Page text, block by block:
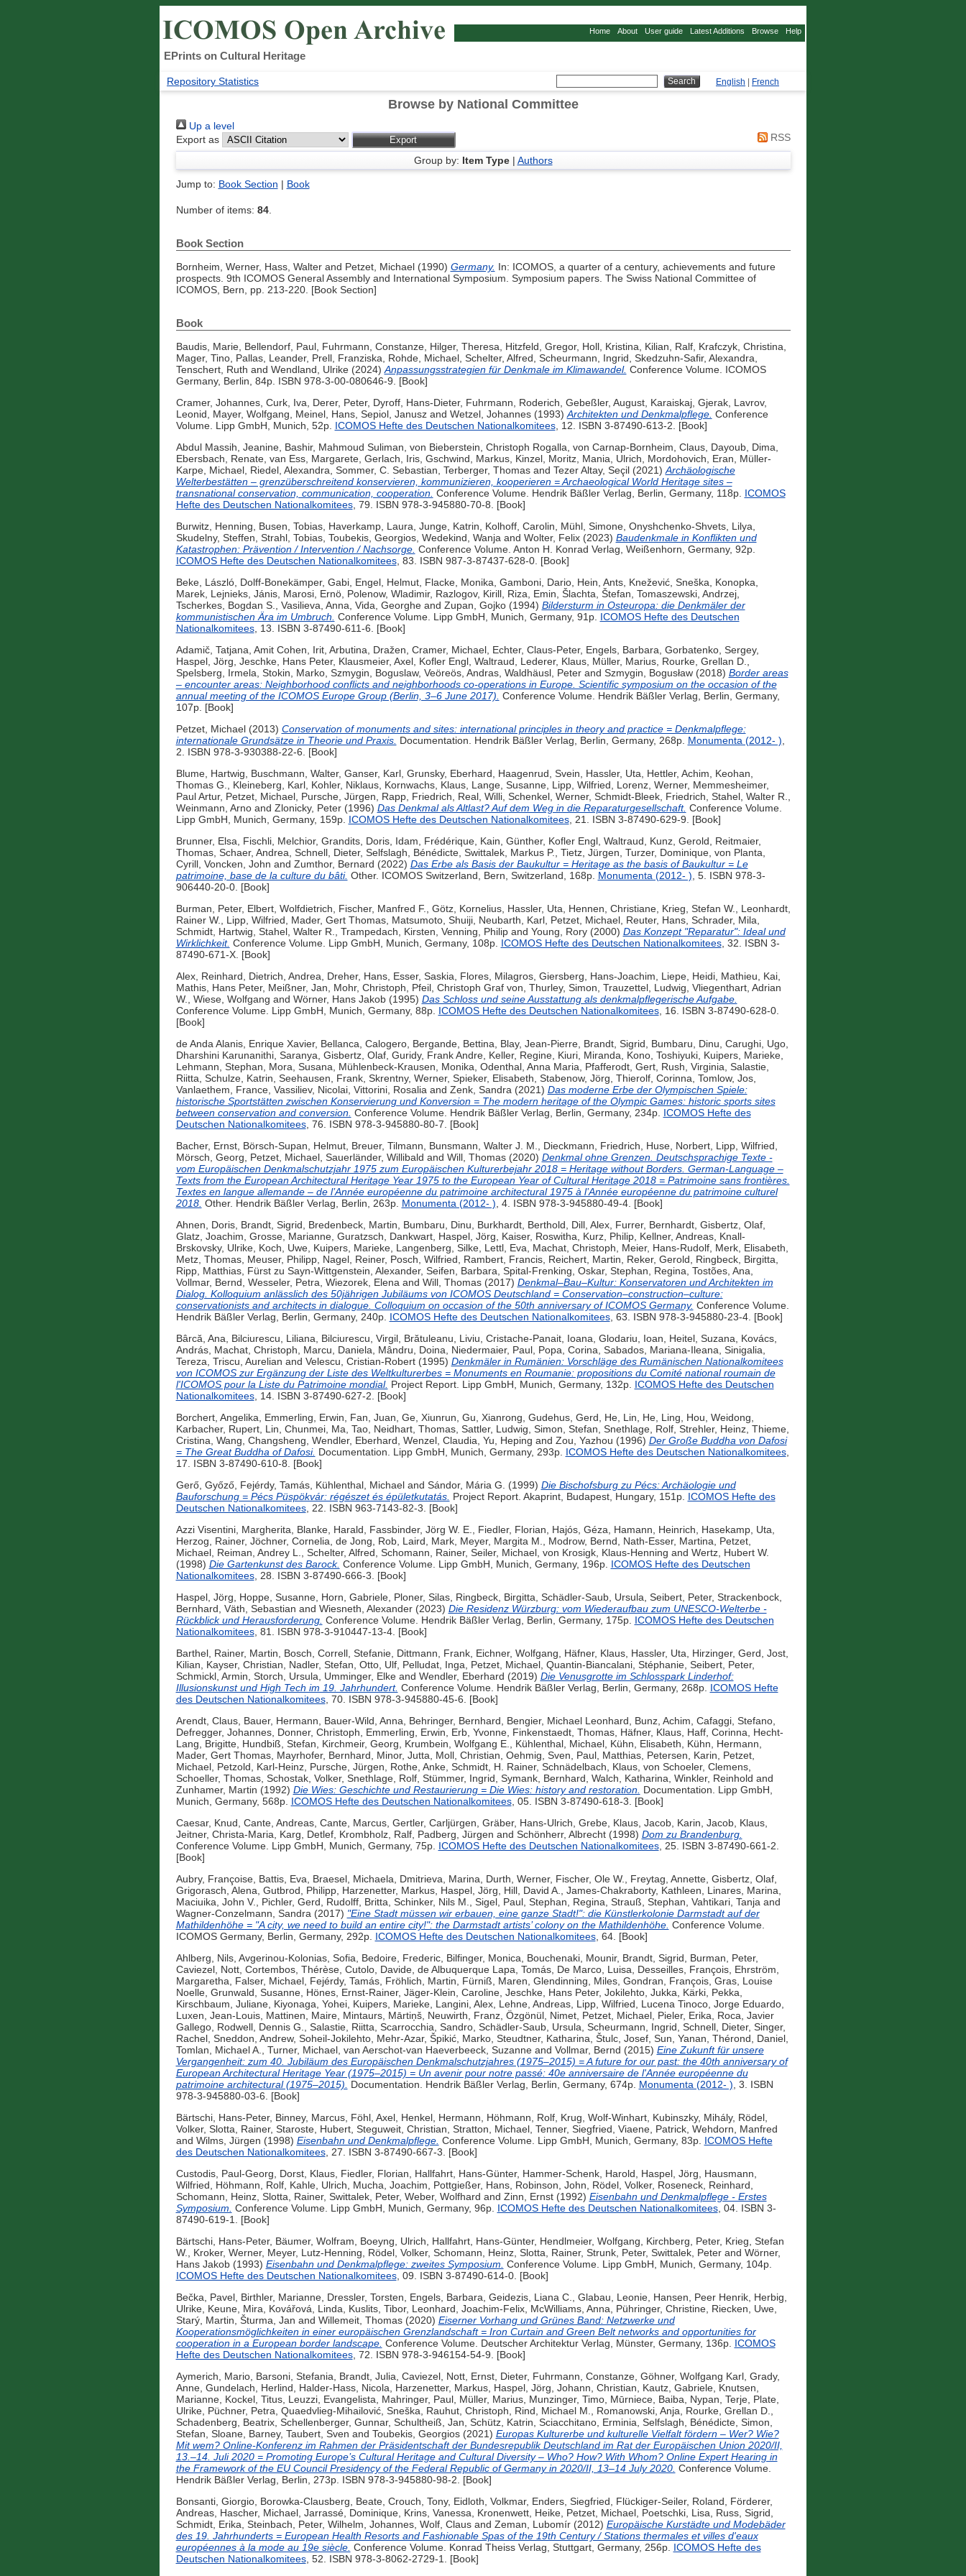
Home About User guide Latest Additions Browse Help
EPrints on Cultural Heritage
Repository Statistics English French
Browse by National Committee
Up a level
Export as
RSS
Group by: Item Type| Authors
Jump to: Book Section | Book
Number of items: 84.
Book Section
Bornheim, Werner, Hass, Walterand Petzet, Michael(1990) Germany. In: ICOMOS, a quarter of a century, achievements and future
prospects. 9th ICOMOS General Assembly and International Symposium. Symposium papers. The Swiss National Committee of
ICOMOS, Bern, pp. 213-220. [Book Section]
Book
Baudis, Marie, Bellendorf, Paul, Fuhrmann, Constanze, Hilger, Theresa, Hitzfeld, Gregor, Holl, Kristina, Kilian, Ralf, Krafczyk, Christina,
Mager, Tino, Pallas, Leander, Prell, Franziska, Rohde, Michael, Schelter, Alfred, Scheurmann, Ingrid, Skedzuhn-Safir, Alexandra,
Tenschert, Ruth and Wendland, Ulrike(2024)Anpassungsstrategien für Denkmale im Klimawandel. Conference Volume. ICOMOS
Germany, Berlin, 84p. ISBN 978-3-00-080646-9. [Book]
Cramer, Johannes, Curk, Iva, Derer, Peter, Dyroff, Hans-Dieter, Fuhrmann, Roderich, Gebeßler, August, Karaiskaj, Gjerak, Lavrov,
Leonid, Mayer, Wolfgang, Meinel, Hans, Sepiol, Januszand Wetzel, Johannes(1993)Architekten und Denkmalpflege. Conference
Volume. Lipp GmbH, Munich, 52p. ICOMOS Hefte des Deutschen Nationalkomitees, 12. ISBN 3-87490-613-2. [Book]
Abdul Massih, Jeanine, Bashir, Mahmoud Suliman, von Bieberstein, Christoph Rogalla, von Carnap-Bornheim, Claus, Dayoub, Dima,
Ebersbach, Renate, van Ess, Margarete, Gerlach, Iris, Gschwind, Markus, Kinzel, Moritz, Mania, Ulrich, Mordohovich, Eran, Müller-
Karpe, Michael, Riedel, Alexandra, Sommer, C. Sebastian, Terberger, Thomasand Tezer Altay, Seçil(2021)Archäologische
Welterbestätten – grenzüberschreitend konservieren, kommunizieren, kooperieren = Archaeological World Heritage sites –
transnational conservation, communication, cooperation. Conference Volume. Hendrik Bäßler Verlag, Berlin, Germany, 118p. ICOMOS
Hefte des Deutschen Nationalkomitees, 79. ISBN 978-3-945880-70-8. [Book]
Burwitz, Henning, Busen, Tobias, Haverkamp, Laura, Junge, Katrin, Kolhoff, Carolin, Mühl, Simone, Onyshchenko-Shvets, Lilya,
Skudelny, Steffen, Strahl, Tobias, Toubekis, Georgios, Wedekind, Wanjaand Wolter, Felix(2023) Baudenkmale in Konflikten und
Katastrophen: Prävention / Intervention / Nachsorge. Conference Volume. Anton H. Konrad Verlag, Weißenhorn, Germany, 92p.
ICOMOS Hefte des Deutschen Nationalkomitees, 83. ISBN 987-3-87437-628-0. [Book]
Beke, László, Dolff-Bonekämper, Gabi, Engel, Helmut, Flacke, Monika, Gamboni, Dario, Hein, Ants, Knežević, Sneška, Konopka,
Marek, Lejnieks, Jánis, Marosi, Ernö, Polenow, Wladimir, Razlogov, Kirill, Riza, Emin, Šlachta, Štefan, Tomaszewski, Andrzej,
Tscherkes, Bogdan S., Vasilieva, Anna, Vida, Georgheand Zupan, Gojko(1994) Bildersturm in Osteuropa: die Denkmäler der
kommunistischen Ära im Umbruch. Conference Volume. Lipp GmbH, Munich, Germany, 91p. ICOMOS Hefte des Deutschen
Nationalkomitees, 13. ISBN 3-87490-611-6. [Book]
Adamič, Tatjana, Amit Cohen, Irit, Arbutina, Dražen, Cramer, Michael, Echter, Claus-Peter, Engels, Barbara, Gorbatenko, Sergey,
Haspel, Jörg, Jeschke, Hans Peter, Klausmeier, Axel, Kofler Engl, Waltraud, Lederer, Klaus, Müller, Marius, Rourke, Grellan D.,
Spelsberg, Irmela, Stokin, Marko, Szmygin, Boguslaw, Veöreös, Andras, Waldhäusl, Peterand Szmygin, Bogusław(2018) Border areas
– encounter areas: Neighborhood conflicts and neighborhoods co-operations in Europe. Scientific symposium on the occasion of the
annual meeting of the ICOMOS Europe Group (Berlin, 3–6 June 2017). Conference Volume. Hendrik Bäßler Verlag, Berlin, Germany,
107p. [Book]
Petzet, Michael(2013) Conservation of monuments and sites: international principles in theory and practice = Denkmalpflege:
internationale Grundsätze in Theorie und Praxis. Documentation. Hendrik Bäßler Verlag, Berlin, Germany, 268p. Monumenta (2012- ),
2. ISBN 978-3-930388-22-6. [Book]
Blume, Hartwig, Buschmann, Walter, Ganser, Karl, Grunsky, Eberhard, Haagenrud, Svein, Hassler, Uta, Hettler, Achim, Keohan,
Thomas G., Kleineberg, Karl, Kohler, Niklaus, Kornwachs, Klaus, Lange, Susanne, Lipp, Wilfried, Lorenz, Werner, Memmesheimer,
Paul Artur, Petzet, Michael, Pursche, Jürgen, Rapp, Friedrich, Real, Willi, Schenkel, Werner, Schmidt-Bleek, Friedrich, Stahel, Walter R.,
Weinmann, Arnoand Zlonicky, Peter(1996) Das Denkmal als Altlast? Auf dem Weg in die Reparaturgesellschaft. Conference Volume.
Lipp GmbH, Munich, Germany, 159p. ICOMOS Hefte des Deutschen Nationalkomitees, 21. ISBN 3-87490-629-9. [Book]
Brunner, Elsa, Fischli, Melchior, Grandits, Doris, Idam, Frédérique, Kain, Günther, Kofler Engl, Waltraud, Kunz, Gerold, Reitmaier,
Thomas, Schaer, Andrea, Schnell, Dieter, Selfslagh, Bénédicte, Swittalek, Markus P., Tietz, Jürgen, Turzer, Dominique, von Planta,
Cyrill, Voncken, John and Zumthor, Bernard (2022) Das Erbe als Basis der Baukultur = Heritage as the basis of Baukultur = Le
patrimoine, base de la culture du bâti. Other. ICOMOS Switzerland, Bern, Switzerland, 168p. Monumenta (2012- ), 5. ISBN 978-3-
906440-20-0. [Book]
Burman, Peter, Elbert, Wolfdietrich, Fischer, Manfred F., Götz, Kornelius, Hassler, Uta, Hennen, Christiane, Krieg, Stefan W., Leonhardt,
Rainer W., Lipp, Wilfried, Mader, Gert Thomas, Matsumoto, Shuiji, Neubarth, Karl, Petzet, Michael, Reuter, Hans, Schrader, Mila,
Schmidt, Hartwig, Stahel, Walter R., Trampedach, Kirsten, Venning, Philipand Young, Rory(2000) Das Konzept "Reparatur": Ideal und
Wirklichkeit. Conference Volume. Lipp GmbH, Munich, Germany, 108p. ICOMOS Hefte des Deutschen Nationalkomitees, 32. ISBN 3-
87490-671-X. [Book]
Alex, Reinhard, Dietrich, Andrea, Dreher, Hans, Esser, Saskia, Flores, Milagros, Giersberg, Hans-Joachim, Liepe, Heidi, Mathieu, Kai,
Mathis, Hans Peter, Meißner, Jan, Mohr, Christoph, Pfeil, Christoph Graf von, Thurley, Simon, Trauzettel, Ludwig, Vliegenthart, Adrian
W., Wiese, Wolfgang and Wörner, Hans Jakob(1995) Das Schloss und seine Ausstattung als denkmalpflegerische Aufgabe.
Conference Volume. Lipp GmbH, Munich, Germany, 88p. ICOMOS Hefte des Deutschen Nationalkomitees, 16. ISBN 3-87490-628-0.
[Book]
de Anda Alanis, Enrique Xavier, Bellanca, Calogero, Bergande, Bettina, Blay, Jean-Pierre, Brandt, Sigrid, Bumbaru, Dinu, Carughi, Ugo,
Dharshini Karunanithi, Saranya, Gisbertz, Olaf, Guridy, Frank Andre, Keller, Regine, Kiuri, Miranda, Kono, Toshiyuki, Kuipers, Marieke,
Lehmann, Stephan, Mora, Susana, Mühlenbeck-Krausen, Monika, Odenthal, Anna Maria, Pfafferodt, Gert, Rush, Virginia, Salastie,
Riitta, Schulze, Katrin, Seehausen, Frank, Skrentny, Werner, Spieker, Elisabeth, Stabenow, Jörg, Thierolf, Corinna, Tomlow, Jos,
Vanlaethem, France, Vassiliev, Nicolai, Vittorini, Rosaliaand Zenk, Sandra(2021) Das moderne Erbe der Olympischen Spiele:
historische Sportstätten zwischen Konservierung und Konversion = The modern heritage of the Olympic Games: historic sports sites
between conservation and conversion. Conference Volume. Hendrik Bäßler Verlag, Berlin, Germany, 234p. ICOMOS Hefte des
Deutschen Nationalkomitees, 76. ISBN 978-3-945880-80-7. [Book]
Bacher, Ernst, Börsch-Supan, Helmut, Breuer, Tilmann, Bunsmann, Walter J. M., Dieckmann, Friedrich, Huse, Norbert, Lipp, Wilfried,
Mörsch, Georg, Petzet, Michael, Sauerländer, Willibald and Will, Thomas(2020) Denkmal ohne Grenzen. Deutschsprachige Texte -
vom Europäischen Denkmalschutzjahr 1975 zum Europäischen Kulturerbejahr 2018 = Heritage without Borders. German-Language –
Texts from the European Architectural Heritage Year 1975 to the European Year of Cultural Heritage 2018 = Patrimoine sans frontières.
Textes en langue allemande – de l’Année européenne du patrimoine architectural 1975 à l’Année européenne du patrimoine culturel
2018. Other. Hendrik Bäßler Verlag, Berlin, 263p. Monumenta (2012- ), 4. ISBN 978-3-945880-49-4. [Book]
Ahnen, Doris, Brandt, Sigrid, Bredenbeck, Martin, Bumbaru, Dinu, Burkhardt, Berthold, Dill, Alex, Furrer, Bernhardt, Gisbertz, Olaf,
Glatz, Joachim, Grosse, Marianne, Guratzsch, Dankwart, Haspel, Jörg, Kaiser, Roswitha, Kurz, Philip, Kellner, Andreas, Knall-
Brskovsky, Ulrike, Koch, Uwe, Kuipers, Marieke, Langenberg, Silke, Lettl, Eva, Machat, Christoph, Meier, Hans-Rudolf, Merk, Elisabeth,
Metz, Thomas, Meuser, Philipp, Nagel, Reiner, Posch, Wilfried, Rambert, Francis, Reichert, Martin, Reker, Gerold, Ringbeck, Birgitta,
Ripp, Matthias, Fürst zu Sayn-Wittgenstein, Alexander, Seifen, Barbara, Spital-Frenking, Oskar, Stephan, Regina, Tostões, Ana,
Vollmar, Bernd, Wesseler, Petra, Wiezorek, Elenaand Will, Thomas(2017) Denkmal–Bau–Kultur: Konservatoren und Architekten im
Dialog. Kolloquium anlässlich des 50jährigen Jubiläums von ICOMOS Deutschland = Conservation–construction–culture:
conservationists and architects in dialogue. Colloquium on occasion of the 50th anniversary of ICOMOS Germany. Conference Volume.
Hendrik Bäßler Verlag, Berlin, Germany, 240p. ICOMOS Hefte des Deutschen Nationalkomitees, 63. ISBN 978-3-945880-23-4. [Book]
Bârcă, Ana, Bilciurescu, Liliana, Bilciurescu, Virgil, Brătuleanu, Liviu, Cristache-Panait, Ioana, Glodariu, Ioan, Heitel, Suzana, Kovács,
András, Machat, Christoph, Marcu, Daniela, Mândru, Doina, Niedermaier, Paul, Popa, Corina, Sabados, Mariana-Ileana, Sinigalia,
Tereza, Triscu, Aurelian and Velescu, Cristian-Robert(1995) Denkmäler in Rumänien: Vorschläge des Rumänischen Nationalkomitees
von ICOMOS zur Ergänzung der Liste des Weltkulturerbes = Monuments en Roumanie: propositions du Comité national roumain de
l'ICOMOS pour la Liste du Patrimoine mondial. Project Report. Lipp GmbH, Munich, Germany, 132p. ICOMOS Hefte des Deutschen
Nationalkomitees, 14. ISBN 3-87490-627-2. [Book]
Borchert, Angelika, Emmerling, Erwin, Fan, Juan, Ge, Xiunrun, Gu, Xianrong, Gudehus, Gerd, He, Lin, He, Ling, Hou, Weidong,
Karbacher, Rupert, Lin, Chunmei, Ma, Tao, Neidhart, Thomas, Sattler, Ludwig, Simon, Stefan, Snethlage, Rolf, Strehler, Heinz, Thieme,
Cristina, Wang, Changsheng, Wendler, Eberhard, Wenzel, Claudia, Yu, Heping and Zou, Yazhou (1996) Der Große Buddha von Dafosi
= The Great Buddha of Dafosi. Documentation. Lipp GmbH, Munich, Germany, 293p. ICOMOS Hefte des Deutschen Nationalkomitees,
17. ISBN 3-87490-610-8. [Book]
Gerő, Győző, Fejérdy, Tamás, Kühlenthal, Michaeland Sándor, Mária G. (1999) Die Bischofsburg zu Pécs: Archäologie und
Bauforschung = Pécs Püspökvár: régészet és épületkutatás. Project Report. Akaprint, Budapest, Hungary, 151p. ICOMOS Hefte des
Deutschen Nationalkomitees, 22. ISBN 963-7143-82-3. [Book]
Azzi Visentini, Margherita, Blanke, Harald, Fassbinder, Jörg W. E., Fiedler, Florian, Hajós, Géza, Hamann, Heinrich, Hasekamp, Uta,
Herzog, Rainer, Jöchner, Cornelia, de Jong, Rob, Laird, Mark, Meyer, Margita M., Modrow, Bernd, Nath-Esser, Martina, Petzet,
Michael, Reiman, Andrey L., Schelter, Alfred, Schomann, Rainer, Seiler, Michael, von Krosigk, Klaus-Henning and Wertz, Hubert W.
(1998) Die Gartenkunst des Barock. Conference Volume. Lipp GmbH, Munich, Germany, 196p. ICOMOS Hefte des Deutschen
Nationalkomitees, 28. ISBN 3-87490-666-3. [Book]
Haspel, Jörg, Hoppe, Susanne, Horn, Gabriele, Ploner, Silas, Ringbeck, Birgitta, Schädler-Saub, Ursula, Seibert, Peter, Strackenbock,
Bernhard, Väth, Sebastian and Wiesneth, Alexander(2023) Die Residenz Würzburg: vom Wiederaufbau zum UNESCO-Welterbe -
Rückblick und Herausforderung. Conference Volume. Hendrik Bäßler Verlag, Berlin, Germany, 175p. ICOMOS Hefte des Deutschen
Nationalkomitees, 81. ISBN 978-3-910447-13-4. [Book]
Barthel, Rainer, Martin, Bosch, Correll, Stefanie, Dittmann, Frank, Eichner, Wolfgang, Häfner, Klaus, Hassler, Uta, Hirzinger, Gerd, Jost,
Kilian, Kayser, Christian, Nadler, Stefan, Otto, Ulf, Pelludat, Inga, Petzet, Michael, Quantin-Biancalani, Stéphanie, Seibert, Peter,
Schmickl, Armin, Storch, Ursula, Umminger, Elkeand Wendler, Eberhard (2019) Die Venusgrotte im Schlosspark Linderhof:
Illusionskunst und High Tech im 19. Jahrhundert. Conference Volume. Hendrik Bäßler Verlag, Berlin, Germany, 268p. ICOMOS Hefte
des Deutschen Nationalkomitees, 70. ISBN 978-3-945880-45-6. [Book]
Arendt, Claus, Bauer, Hermann, Bauer-Wild, Anna, Behringer, Bernhard, Bengier, Michael Leonhard, Bunz, Achim, Cafaggi, Stefano,
Defregger, Johannes, Donner, Christoph, Emmerling, Erwin, Erb, Yvonne, Finkenstaedt, Thomas, Häfner, Klaus, Haff, Corinna, Hecht-
Lang, Brigitte, Hundbiß, Stefan, Kirchmeir, Georg, Krumbein, Wolfgang E., Kühlenthal, Michael, Kühn, Elisabeth, Kühn, Hermann,
Mader, Gert Thomas, Mayrhofer, Bernhard, Minor, Jutta, Moll, Christian, Oehmig, Sven, Paul, Matthias, Petersen, Karin, Petzet,
Michael, Petzold, Karl-Heinz, Pursche, Jürgen, Rothe, Anke, Schmidt, H. Rainer, Schnädelbach, Klaus, von Schoeler, Clemens,
Schoeller, Thomas, Schostak, Volker, Snethlage, Rolf, Stümmer, Ingrid, Symank, Bernhard, Walch, Katharina, Winkler, Reinhold and
Zunhamer, Martin (1992) Die Wies: Geschichte und Restaurierung = Die Wies: history and restoration. Documentation. Lipp GmbH,
Munich, Germany, 568p. ICOMOS Hefte des Deutschen Nationalkomitees, 05. ISBN 3-87490-618-3. [Book]
Caesar, Knud, Cante, Andreas, Cante, Marcus, Gertler, Carljürgen, Gräber, Hans-Ulrich, Grebe, Klaus, Jacob, Karin, Jacob, Klaus,
Jeitner, Christa-Maria, Karg, Detlef, Krombholz, Ralf, Padberg, Jürgen and Schönherr, Albrecht(1998) Dom zu Brandenburg.
Conference Volume. Lipp GmbH, Munich, Germany, 75p. ICOMOS Hefte des Deutschen Nationalkomitees, 25. ISBN 3-87490-661-2.
[Book]
Aubry, Françoise, Battis, Eva, Braesel, Michaela, Dmitrieva, Marina, Durth, Werner, Fischer, Ole W., Freytag, Annette, Gisbertz, Olaf,
Grigorasch, Alena, Gutbrod, Philipp, Harzenetter, Markus, Haspel, Jörg, Hill, David A., James-Chakraborty, Kathleen, Linares, Marina,
Maciuika, John V., Pichler, Gerd, Rudolff, Britta, Schinker, Nils M., Sigel, Paul, Stephan, Regina, Strauß, Stephan, Vahtikari, Tanjaand
Wagner-Conzelmann, Sandra(2017) "Eine Stadt müssen wir erbauen, eine ganze Stadt!": die Künstlerkolonie Darmstadt auf der
Mathildenhöhe = "A city, we need to build an entire city!": the Darmstadt artists’ colony on the Mathildenhöhe. Conference Volume.
ICOMOS Germany, Berlin, Germany, 292p. ICOMOS Hefte des Deutschen Nationalkomitees, 64. [Book]
Ahlberg, Nils, Avgerinou-Kolonias, Sofia, Bedoire, Frederic, Bilfinger, Monica, Bouchenaki, Mounir, Brandt, Sigrid, Burman, Peter,
Caviezel, Nott, Cortembos, Thérèse, Cutolo, Davide, de Albuquerque Lapa, Tomás, De Marco, Luisa, Desseilles, François, Ehrström,
Margaretha, Falser, Michael, Fejérdy, Tamás, Fröhlich, Martin, Fürniß, Maren, Glendinning, Miles, Gondran, François, Gras, Louise
Noelle, Grunwald, Susanne, Hönes, Ernst-Rainer, Jäger-Klein, Caroline, Jeschke, Hans Peter, Jokilehto, Jukka, Kärki, Pekka,
Kirschbaum, Juliane, Kiyonaga, Yohei, Kuipers, Marieke, Langini, Alex, Lehne, Andreas, Lipp, Wilfried, Lucena Tinoco, Jorge Eduardo,
Luxen, Jean-Louis, Mattinen, Maire, Mintaurs, Mārtiņš, Neuwirth, Franz, Özgönül, Nimet, Petzet, Michael, Pieler, Erika, Roca, Javier
Gallego, Rodwell, Dennis G., Salastie, Riitta, Scarrocchia, Sandro, Schädler-Saub, Ursula, Scheurmann, Ingrid, Schnell, Dieter, Singer,
Rachel, Sneddon, Andrew, Soheil-Jokilehto, Mehr-Azar, Špikić, Marko, Steudtner, Katharina, Štulc, Josef, Sun, Yanan, Thérond, Daniel,
Tomlan, Michael A., Turner, Michael, van Aerschot-van Haeverbeeck, Suzanneand Vollmar, Bernd (2015) Eine Zukunft für unsere
Vergangenheit: zum 40. Jubiläum des Europäischen Denkmalschutzjahres (1975–2015) = A future for our past: the 40th anniversary of
European Architectural Heritage Year (1975–2015) = Un avenir pour notre passé: 40e anniversaire de l'Année européenne du
patrimoine architectural (1975–2015). Documentation. Hendrik Bäßler Verlag, Berlin, Germany, 674p. Monumenta (2012- ), 3. ISBN
978-3-945880-03-6. [Book]
Bärtschi, Hans-Peter, Binney, Marcus, Föhl, Axel, Henkel, Hermann, Höhmann, Rolf, Krug, Wolf-Winhart, Kubinszky, Mihály, Rödel,
Volker, Slotta, Rainer, Staroste, Hubert, Steguweit, Christian, Stratton, Michael, Tenner, Siegfried, Viaene, Patrick, Wehdorn, Manfred
and Wilms, Jürgen (1998) Eisenbahn und Denkmalpflege. Conference Volume. Lipp GmbH, Munich, Germany, 83p. ICOMOS Hefte
des Deutschen Nationalkomitees, 27. ISBN 3-87490-667-3. [Book]
Custodis, Paul-Georg, Dorst, Klaus, Fiedler, Florian, Hallfahrt, Hans-Günter, Hammer-Schenk, Harold, Haspel, Jörg, Hausmann,
Wilfried, Höhmann, Rolf, Kahle, Ulrich, Mucha, Joachim, Pottgießer, Hans, Robinson, John, Rödel, Volker, Roseneck, Reinhard,
Schomann, Heinz, Slotta, Rainer, Swittalek, Peter, Weber, Wolfhard and Zinn, Ernst(1992) Eisenbahn und Denkmalpflege - Erstes
Symposium. Conference Volume. Lipp GmbH, Munich, Germany, 96p. ICOMOS Hefte des Deutschen Nationalkomitees, 04. ISBN 3-
87490-619-1. [Book]
Bärtschi, Hans-Peter, Bäumer, Wolfram, Boeyng, Ulrich, Hallfahrt, Hans-Günter, Hendlmeier, Wolfgang, Kirchberg, Peter, Krieg, Stefan
W., Kroker, Werner, Meyer, Lutz-Henning, Rödel, Volker, Schomann, Heinz, Slotta, Rainer, Strunk, Peter, Swittalek, Peterand Wörner,
Hans Jakob(1993) Eisenbahn und Denkmalpflege: zweites Symposium. Conference Volume. Lipp GmbH, Munich, Germany, 104p.
ICOMOS Hefte des Deutschen Nationalkomitees, 09. ISBN 3-87490-614-0. [Book]
Bečka, Pavel, Birthler, Marianne, Dressler, Torsten, Engels, Barbara, Geidezis, Liana C., Glabau, Leonie, Hansen, Peer Henrik, Herbig,
Ulrike, Keune, Mira, Kovářová, Linda, Kuslits, Tibor, Leonhard, Joachim-Felix, McWilliams, Anna, Pühringer, Christine, Riecken, Uwe,
Starý, Martin, Šturma, Jan and Willemeit, Thomas(2020) Eiserner Vorhang und Grünes Band: Netzwerke und
Kooperationsmöglichkeiten in einer europäischen Grenzlandschaft = Iron Curtain and Green Belt networks and opportunities for
cooperation in a European border landscape. Conference Volume. Deutscher Architektur Verlag, Münster, Germany, 136p. ICOMOS
Hefte des Deutschen Nationalkomitees, 72. ISBN 978-3-946154-54-9. [Book]
Aymerich, Mario, Barsoni, Stefania, Brandt, Julia, Caviezel, Nott, Ernst, Dieter, Fuhrmann, Constanze, Göhner, Wolfgang Karl, Grady,
Anne, Gundelach, Herlind, Halder-Hass, Nicola, Harzenetter, Markus, Haspel, Jörg, Johann, Christian, Kautz, Gabriele, Knutsen,
Marianne, Kockel, Titus, Leuzzi, Evangelista, Mahringer, Paul, Müller, Marius, Munzinger, Timo, Mūrniece, Baiba, Nypan, Terje, Plate,
Ulrike, Püchner, Petra, Quaedvlieg-Mihailović, Sneška, Rauhut, Christoph, Rind, Michael M., Romanowski, Anja, Rourke, Grellan D.,
Schadenberg, Beatrix, Schellenberger, Gunnar, Schultheiß, Jan, Schütz, Katrin, Sciacchitano, Erminia, Selfslagh, Bénédicte, Simon,
Stefan, Sloane, Barney, Taubert, Sven and Toubekis, Georgios(2021) Europas Kulturerbe und kulturelle Vielfalt fördern – Wer? Wie?
Mit wem? Online-Konferenz im Rahmen der Präsidentschaft der Bundesrepublik Deutschland im Rat der Europäischen Union 2020/II,
13.–14. Juli 2020 = Promoting Europe’s Cultural Heritage and Cultural Diversity – Who? How? With Whom? Online Expert Hearing in
the Framework of the EU Council Presidency of the Federal Republic of Germany in 2020/II, 13–14 July 2020. Conference Volume.
Hendrik Bäßler Verlag, Berlin, 273p. ISBN 978-3-945880-98-2. [Book]
Bonsanti, Giorgio, Borowka-Clausberg, Beate, Crouch, Tony, Eidloth, Volkmar, Enders, Siegfried, Flückiger-Seiler, Roland, Förderer,
Andreas, Hascher, Michael, Jarrassé, Dominique, Krins, Vanessa, Kronenwett, Heike, Petzet, Michael, Poetschki, Lisa, Russ, Sigrid,
Schmidt, Erika, Steinbach, Peter, Wilhelm, Johannes, Wolf, Clausand Zeman, Lubomír(2012) Europäische Kurstädte und Modebäder
des 19. Jahrhunderts = European Health Resorts and Fashionable Spas of the 19th Century / Stations thermales et villes d'eaux
européennes à la mode au 19e siècle. Conference Volume. Konrad Theiss Verlag, Stuttgart, Germany, 256p. ICOMOS Hefte des
Deutschen Nationalkomitees, 52. ISBN 978-3-8062-2729-1. [Book]